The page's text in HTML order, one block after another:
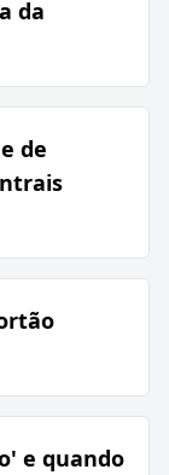
da
de
e quando